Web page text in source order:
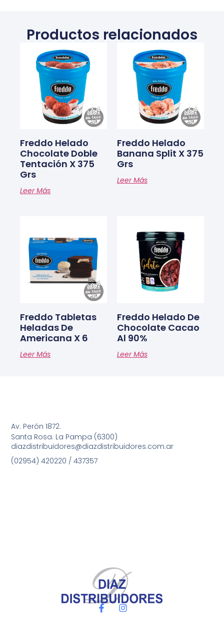
Productos relacionados
Freddo Helado
Chocolate Doble
Tentación X 375
Grs
Leer Más
Freddo Helado
Banana Split X 375
Grs
Leer Más
Freddo Tabletas
Heladas De
Americana X 6
Leer Más
Freddo Helado De
Chocolate Cacao
Al 90%
Leer Más
Av. Perón 1872.
Santa Rosa. La Pampa (6300)
diazdistribuidores@diazdistribuidores.com.ar
(02954) 420220 / 437357